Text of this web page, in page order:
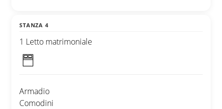
STANZA 4
1 Letto matrimoniale
Armadio
Comodini